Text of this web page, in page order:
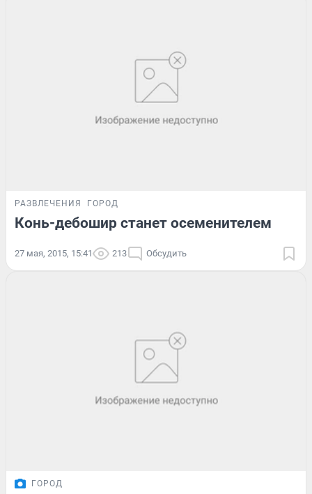
РАЗВЛЕЧЕНИЯ ГОРОД
Конь-дебошир станет осеменителем
27 мая, 2015, 15:41 213 Обсудить
ГОРОД